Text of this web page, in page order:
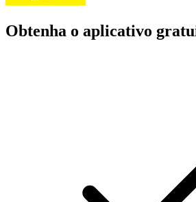
Obtenha o aplicativo